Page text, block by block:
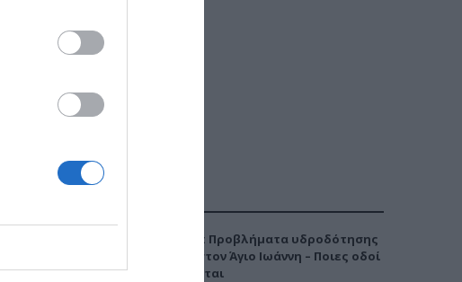
Καλαμαριά: Προβλήματα υδροδότησης
την Τρίτη στον Άγιο Ιωάννη – Ποιες οδοί
επηρεάζονται